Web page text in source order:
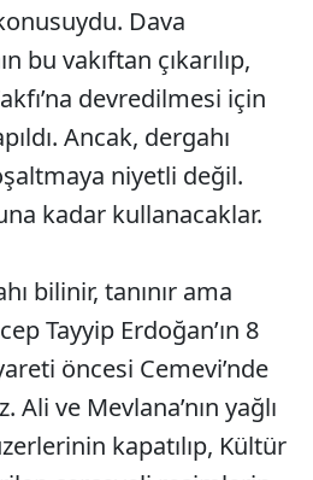
Dava
bu vakıftan çıkarılıp,
devredilmesi için
Ancak, dergahı
niyetli değil.
kadar kullanacaklar.
bilinir, tanınır ama
Tayyip Erdoğan’ın 8
öncesi Cemevi’nde
ve Mevlana’nın yağlı
kapatılıp, Kültür